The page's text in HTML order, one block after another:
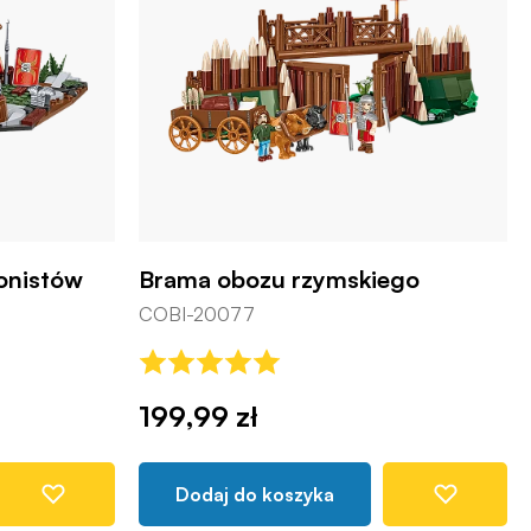
Brama obozu rzymskiego
COBI-20077
199,99 zł
Dodaj do koszyka